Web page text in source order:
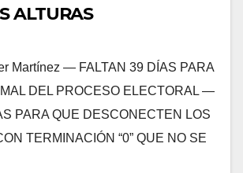
ALTURAS
Martínez — FALTAN 39 DÍAS PARA
DEL PROCESO ELECTORAL —
PARA QUE DESCONECTEN LOS
TERMINACIÓN “0” QUE NO SE